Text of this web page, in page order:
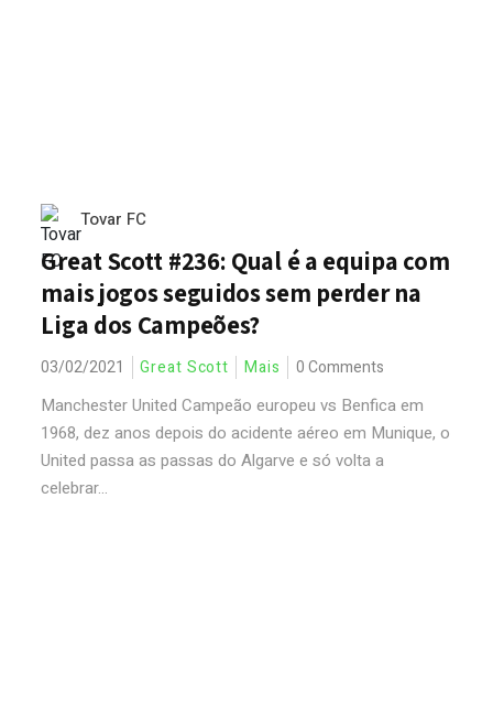
Tovar FC
Great Scott #236: Qual é a equipa com
mais jogos seguidos sem perder na
Liga dos Campeões?
03/02/2021 Great Scott Mais 0 Comments
Manchester United Campeão europeu vs Benfica em
1968, dez anos depois do acidente aéreo em Munique, o
United passa as passas do Algarve e só volta a
celebrar...